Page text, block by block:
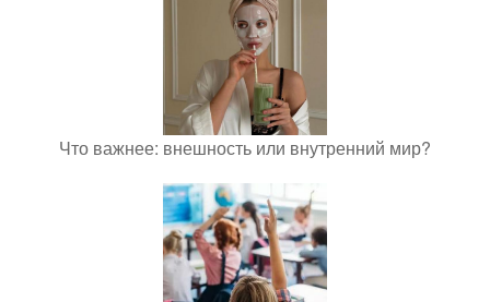
Что важнее: внешность или внутренний мир?